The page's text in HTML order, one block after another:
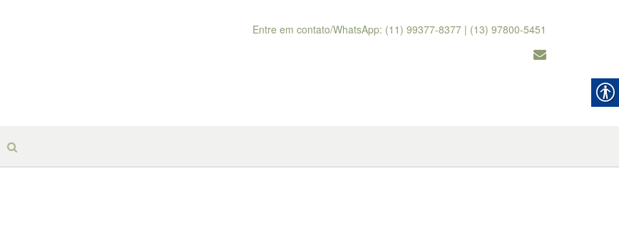
Entre em contato/WhatsApp: (11) 99377-8377 | (13) 97800-5451